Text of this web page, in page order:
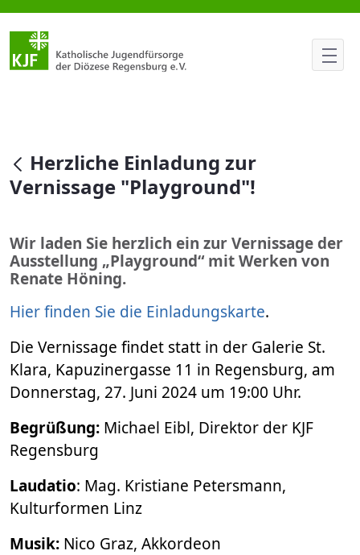
Herzliche Einladung zur
null
Herzliche Einladung zur
Vernissage "Playground"!
Wir laden Sie herzlich ein zur Vernissage der
Ausstellung „Playground“ mit Werken von
Renate Höning.
Hier finden Sie die Einladungskarte.
Die Vernissage findet statt in der Galerie St.
Klara, Kapuzinergasse 11 in Regensburg, am
Donnerstag, 27. Juni 2024 um 19:00 Uhr.
Begrüßung: Michael Eibl, Direktor der KJF
Regensburg
Laudatio: Mag. Kristiane Petersmann,
Kulturformen Linz
Musik: Nico Graz, Akkordeon